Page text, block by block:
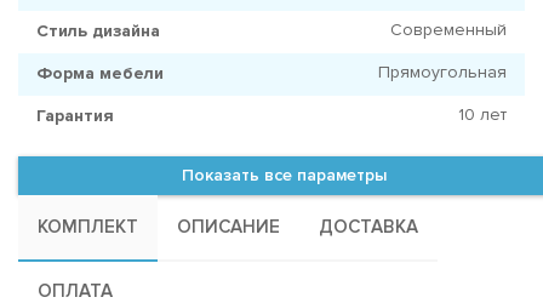
Стиль дизайна Современный
Форма мебели Прямоугольная
Гарантия 10 лет
Показать все параметры
КОМПЛЕКТ ОПИСАНИЕ ДОСТАВКА
ОПЛАТА